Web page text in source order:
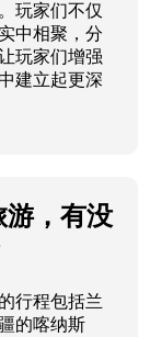
玩家们不仅
中相聚，分
玩家们增强
建立起更深
游，有没
行程包括兰
的喀纳斯